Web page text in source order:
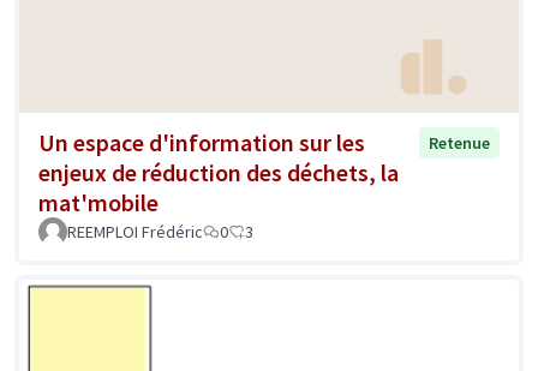
Un espace d'information sur les
enjeux de réduction des déchets, la
mat'mobile
Retenue
REEMPLOI Frédéric 0 3